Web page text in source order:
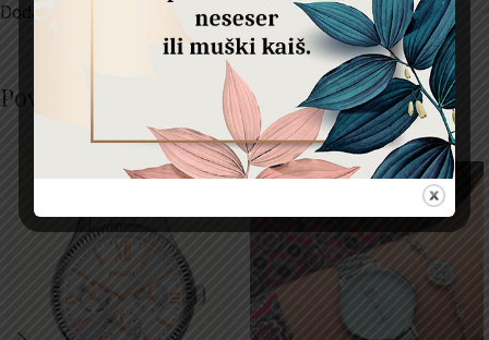
Dodatne informacije
Povezani proizvodi
NEDOSTUPNO